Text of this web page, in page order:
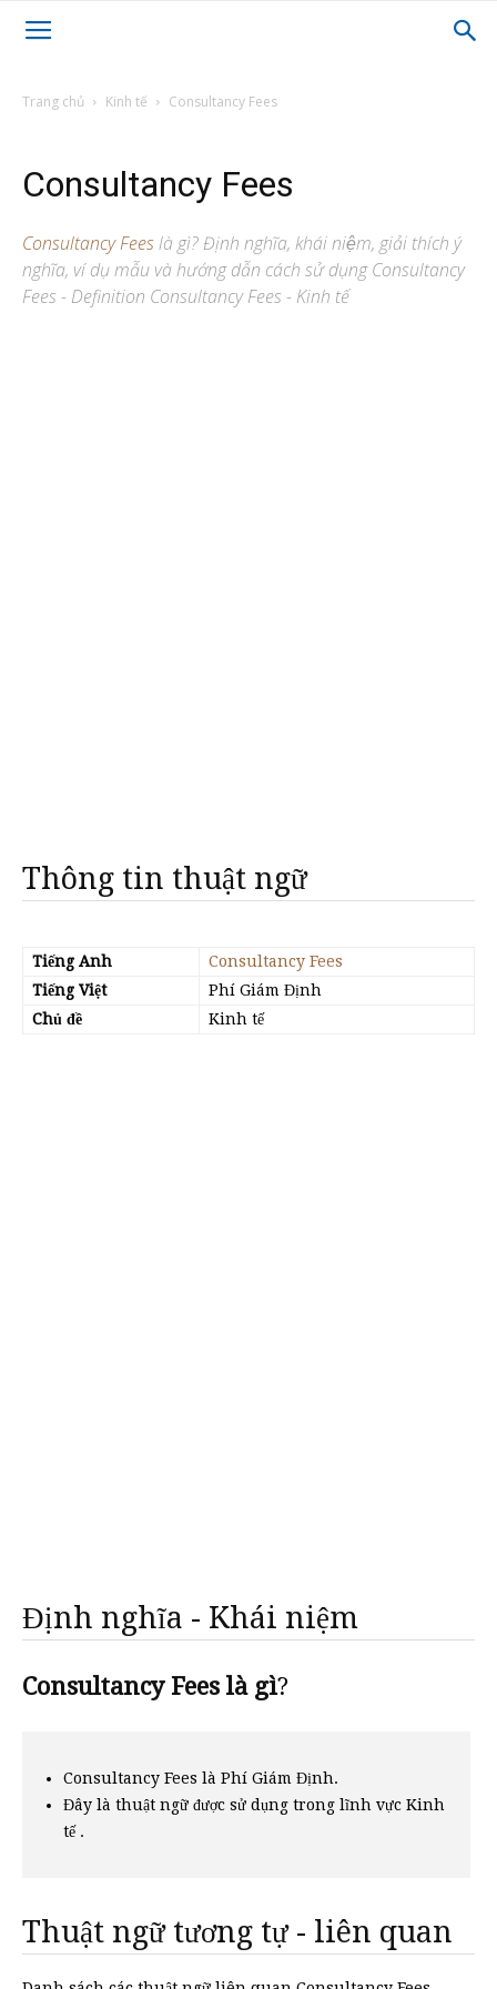
Trang chủ Kinh tế Consultancy Fees
Consultancy Fees
Consultancy Feeslà gì? Định nghĩa, khái niệm, giải thích ý
nghĩa, ví dụ mẫu và hướng dẫn cách sử dụng Consultancy
Fees - Definition Consultancy Fees - Kinh tế
Thông tin thuật ngữ
Tiếng Anh
Consultancy Fees
Tiếng Việt
Phí Giám Định
Chủ đề
Kinh tế
Định nghĩa - Khái niệm
Consultancy Fees là gì?
Consultancy Fees là Phí Giám Định.
Đây là thuật ngữ được sử dụng trong lĩnh vực Kinh
tế .
Thuật ngữ tương tự - liên quan